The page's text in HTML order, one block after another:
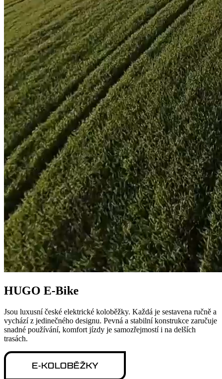
HUGO E-Bike
Jsou luxusní české elektrické koloběžky. Každá je sestavena ručně a
vychází z jedinečného designu. Pevná a stabilní konstrukce zaručuje
snadné používání, komfort jízdy je samozřejmostí i na delších
trasách.
E-KOLOBĚŽKY
NABÍDKA